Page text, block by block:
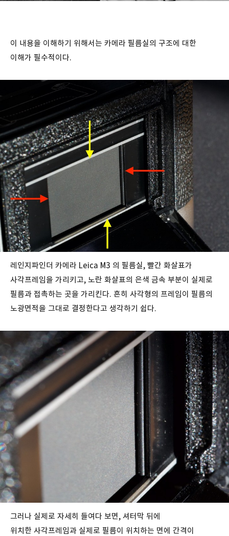
이 내용을 이해하기 위해서는 카메라 필름실의 구조에 대한
이해가 필수적이다.
레인지파인더 카메라 Leica M3 의 필름실, 빨간 화살표가
사각프레임을 가리키고, 노란 화살표의 은색 금속 부분이 실제로
필름과 접촉하는 곳을 가리킨다. 흔히 사각형의 프레임이 필름의
노광면적을 그대로 결정한다고 생각하기 쉽다.
그러나 실제로 자세히 들여다 보면, 셔터막 뒤에
위치한 사각프레임과 실제로 필름이 위치하는 면에 간격이